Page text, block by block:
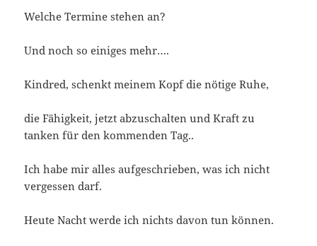
Welche Termine stehen an?
Und noch so einiges mehr….
Kindred, schenkt meinem Kopf die nötige Ruhe,
die Fähigkeit, jetzt abzuschalten und Kraft zu
tanken für den kommenden Tag..
Ich habe mir alles aufgeschrieben, was ich nicht
vergessen darf.
Heute Nacht werde ich nichts davon tun können.